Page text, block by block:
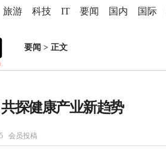
旅游 科技 IT 要闻 国内 国际
要闻 > 正文
探健康产业新趋势
会员投稿